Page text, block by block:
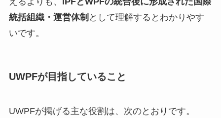
統括組織・運営体制 として理解するとわかりやす
いです。
UWPFが目指していること
UWPFが掲げる主な役割は、次のとおりです。